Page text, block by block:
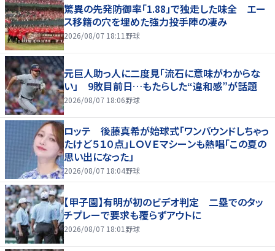
驚異の先発防御率「1.88」で独走した味全 エー
ス移籍の穴を埋めた強力投手陣の凄み
2026/08/07 18:11 野球
元巨人助っ人に二度見「流石に意味がわからな
い」 9敗目前日…もたらした“違和感”が話題
2026/08/07 18:06野球
ロッテ 後藤真希が始球式「ワンバウンドしちゃっ
たけど５１０点」ＬＯＶＥマシーンも熱唱「この夏の
思い出になった」
2026/08/07 18:04野球
【甲子園】有明が初のビデオ判定 二塁でのタッ
チプレーで要求も覆らずアウトに
2026/08/07 18:01 野球